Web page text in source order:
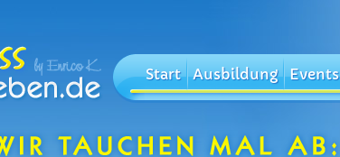
Start Ausbildung Events